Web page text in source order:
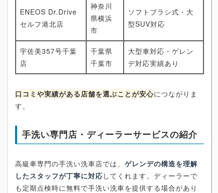
ENEOS Dr.Drive
セルフ港北店
神奈川
県横浜
市
ソフトブラシ式・大
型SUV対応
宇佐美357号千葉
店
千葉県
千葉市
大型車対応・ゲレン
デ対応実績あり
口コミや実績がある店舗を選ぶことが安心につながりま
す。
手洗い専門店・ディーラーサービスの紹介
高級車専門の手洗い洗車店では、 ゲレンデの構造を理解
したスタッフが丁寧に対応 してくれます。ディーラーで
も定期点検時に無料で手洗い洗車を提供する場合があり